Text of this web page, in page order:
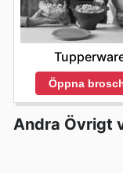
Öppna
Andra Övrigt